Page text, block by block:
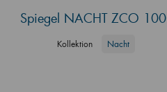
Spiegel NACHT ZCO 100
Kollektion Nacht